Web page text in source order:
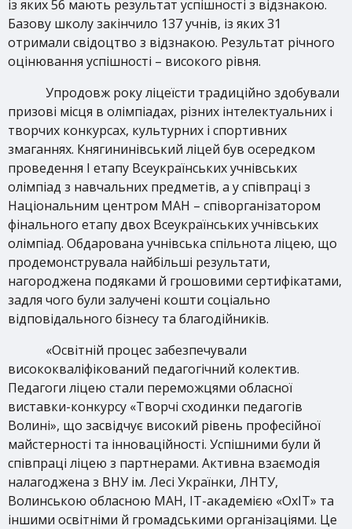
із яких 56 мають результат успішності з відзнакою.
Базову школу закінчило 137 учнів, із яких 31
отримали свідоцтво з відзнакою. Результат річного
оцінювання успішності – високого рівня.
Упродовж року ліцеїсти традиційно здобували
призові місця в олімпіадах, різних інтелектуальних і
творчих конкурсах, культурних і спортивних
змаганнях. Княгининівський ліцей був осередком
проведення І етапу Всеукраїнських учнівських
олімпіад з навчальних предметів, а у співпраці з
Національним центром МАН – співорганізатором
фінального етапу двох Всеукраїнських учнівських
олімпіад. Обдарована учнівська спільнота ліцею, що
продемонструвала найбільші результати,
нагороджена подяками й грошовими сертифікатами,
задля чого були залучені кошти соціально
відповідального бізнесу та благодійників.
«Освітній процес забезпечували
висококваліфікований педагогічний колектив.
Педагоги ліцею стали переможцями обласної
виставки-конкурсу «Творчі сходинки педагогів
Волині», що засвідчує високий рівень професійної
майстерності та інноваційності. Успішними були й
співпраці ліцею з партнерами. Активна взаємодія
налагоджена з ВНУ ім. Лесі Українки, ЛНТУ,
Волинською обласною МАН, IT-академією «ОхІТ» та
іншими освітніми й громадськими організаціями. Це